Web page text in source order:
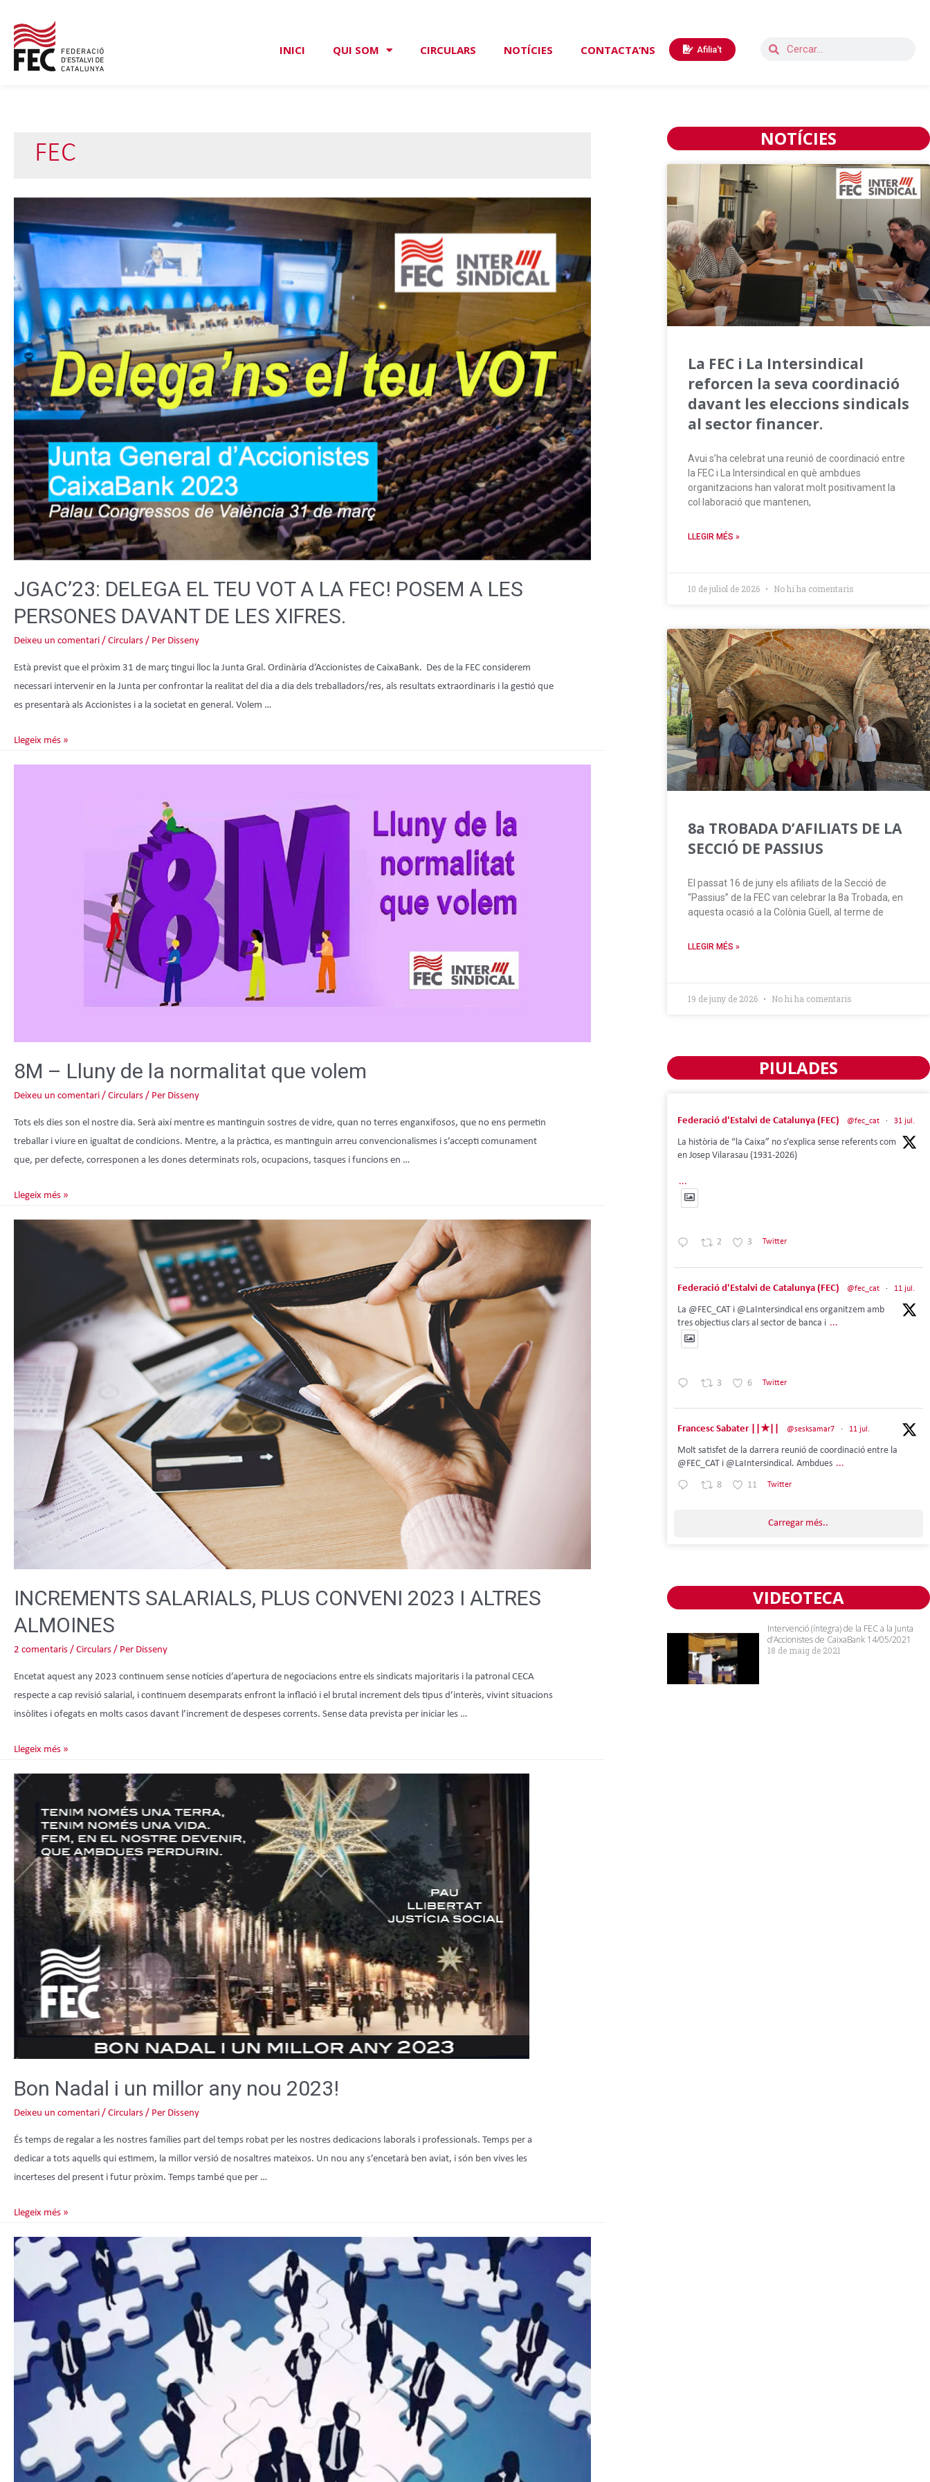
INICI QUI SOM CIRCULARS NOTÍCIES CONTACTA’NS Afilia't
FEC
JGAC’23: DELEGA EL TEU VOT A LA FEC! POSEM A LES
PERSONES DAVANT DE LES XIFRES.
Deixeu un comentari / Circulars / Per Disseny
Està previst que el pròxim 31 de març tingui lloc la Junta Gral. Ordinària d’Accionistes de CaixaBank. Des de la FEC considerem
necessari intervenir en la Junta per confrontar la realitat del dia a dia dels treballadors/res, als resultats extraordinaris i la gestió que
es presentarà als Accionistes i a la societat en general. Volem …
Llegeix més »
8M – Lluny de la normalitat que volem
Deixeu un comentari / Circulars / Per Disseny
Tots els dies son el nostre dia. Serà així mentre es mantinguin sostres de vidre, quan no terres enganxifosos, que no ens permetin
treballar i viure en igualtat de condicions. Mentre, a la pràctica, es mantinguin arreu convencionalismes i s’accepti comunament
que, per defecte, corresponen a les dones determinats rols, ocupacions, tasques i funcions en …
Llegeix més »
INCREMENTS SALARIALS, PLUS CONVENI 2023 I ALTRES
ALMOINES
2 comentaris / Circulars / Per Disseny
Encetat aquest any 2023 continuem sense notícies d’apertura de negociacions entre els sindicats majoritaris i la patronal CECA
respecte a cap revisió salarial, i continuem desemparats enfront la inflació i el brutal increment dels tipus d’interès, vivint situacions
insòlites i ofegats en molts casos davant l’increment de despeses corrents. Sense data prevista per iniciar les …
Llegeix més »
Bon Nadal i un millor any nou 2023!
Deixeu un comentari / Circulars / Per Disseny
És temps de regalar a les nostres famílies part del temps robat per les nostres dedicacions laborals i professionals. Temps per a
dedicar a tots aquells qui estimem, la millor versió de nosaltres mateixos. Un nou any s’encetarà ben aviat, i són ben vives les
incerteses del present i futur pròxim. Temps també que per …
Llegeix més »
NOTÍCIES
La FEC i La Intersindical
reforcen la seva coordinació
davant les eleccions sindicals
al sector financer.
Avui s’ha celebrat una reunió de coordinació entre
la FEC i La Intersindical en què ambdues
organitzacions han valorat molt positivament la
col·laboració que mantenen,
LLEGIR MÉS »
10 de juliol de 2026 No hi ha comentaris
8a TROBADA D’AFILIATS DE LA
SECCIÓ DE PASSIUS
El passat 16 de juny els afiliats de la Secció de
“Passius” de la FEC van celebrar la 8a Trobada, en
aquesta ocasió a la Colònia Güell, al terme de
LLEGIR MÉS »
19 de juny de 2026 No hi ha comentaris
PIULADES
Federació d'Estalvi de Catalunya (FEC) @fec_cat · 31 jul.
La història de “la Caixa” no s’explica sense referents com
en Josep Vilarasau (1931-2026)
...
2 3 Twitter
Federació d'Estalvi de Catalunya (FEC) @fec_cat · 11 jul.
La @FEC_CAT i @LaIntersindical ens organitzem amb
tres objectius clars al sector de banca i ...
3 6 Twitter
Francesc Sabater ||★|| @sesksamar7 · 11 jul.
Molt satisfet de la darrera reunió de coordinació entre la
@FEC_CAT i @LaIntersindical. Ambdues ...
8 11 Twitter
Carregar més..
VIDEOTECA
Intervenció (íntegra) de la FEC a la Junta
d’Accionistes de CaixaBank 14/05/2021
18 de maig de 2021